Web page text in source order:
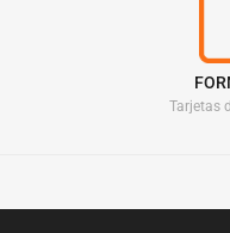
Tarjetas